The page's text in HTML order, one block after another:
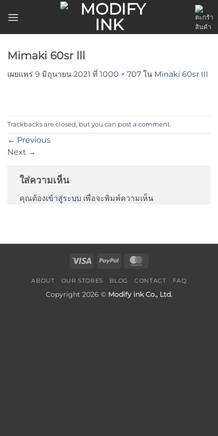
Mimaki 60sr lll
เผยแพร่ 9 มิถุนายน 2021 ที่ 1000 × 707 ใน Minaki 60sr III
Trackbacks are closed, but you can post a comment.
← Previous
Next →
ใส่ความเห็น
คุณต้องเข้าสู่ระบบ เพื่อจะพิมพ์ความเห็น
Visa PayPal
ABOUT OUR STORES BLOG CONTACT FAQ
Copyright 2026 © Modify ink Co., Ltd.